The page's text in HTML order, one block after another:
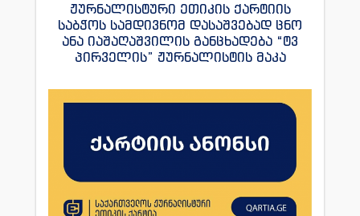
ჟურნალისტური ეთიკის ქარტიის
საბჭოს სამდივნომ დასაშვებად ცნო
ანა იაშაღაშვილის განცხადება “ტვ
პირველის” ჟურნალისტის მაკა